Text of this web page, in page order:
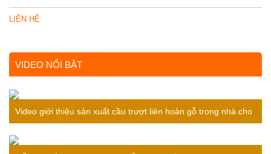
LIÊN HỆ
VIDEO NỔI BẬT
Video giới thiệu sản xuất cầu trượt liên hoàn gỗ trong nhà cho
bé